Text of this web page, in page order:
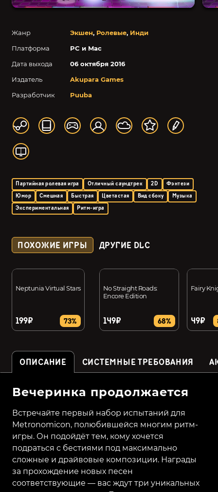
Жанр Экшен, Ролевые, Инди
Платформа
PC и Mac
Дата выхода
06 октября 2016
Издатель
Akupara Games
Разработчик
Puuba
Партийная ролевая игра Отличный саундтрек 2D
Фэнтези
Юмор
Смешная Быстрая Цветастая Вид сбоку
Музыка
Экспериментальная
Ритм-игра
ПОХОЖИЕ ИГРЫ ДРУГИЕ DLC
Neptunia Virtual Stars
199₽ 73%
No Straight Roads:
Encore Edition
149₽ 68%
Fairy
49₽
ОПИСАНИЕ СИСТЕМНЫЕ ТРЕБОВАНИЯ
Вечеринка продолжается
Встречайте первый набор испытаний для
Metronomicon, полюбившейся многим ритм-
игры. Он подойдёт тем, кому хочется
подраться с бестиями под максимально
сложные и драйвовые композиции. Награды
за прохождение новых песен
соответствующие — вас ждут три уникальных